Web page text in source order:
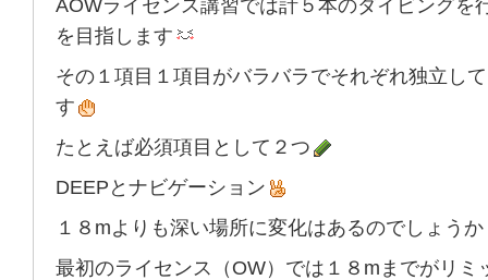
AOWライセンス講習では計５本のダイビングを
を目指します
その１項目１項目がバラバラでそれぞれ独立し
す
たとえば必須項目として２つ
DEEPとナビゲーション
１８mよりも深い場所に変化はあるのでしょうか
最初のライセンス（OW）では１８mまでがリミ